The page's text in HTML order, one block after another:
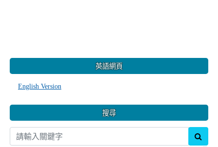
英語網頁
English Version
搜尋